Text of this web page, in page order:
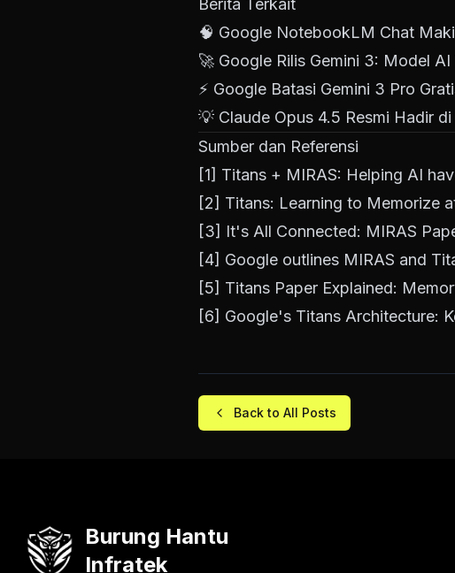
Berita Terkait
🧠 Google NotebookLM Chat
🚀 Google Rilis Gemini 3: Model
⚡ Google Batasi Gemini 3 Pro
💡 Claude Opus 4.5 Resmi Hadir
Sumber dan Referensi
[1] Titans + MIRAS: Helping AI
[2] Titans: Learning to Memorize
[3] It's All Connected: MIRAS
[4] Google outlines MIRAS and
[5] Titans Paper Explained:
[6] Google's Titans Architecture:
Back to All Posts
Burung Hantu
Infratek